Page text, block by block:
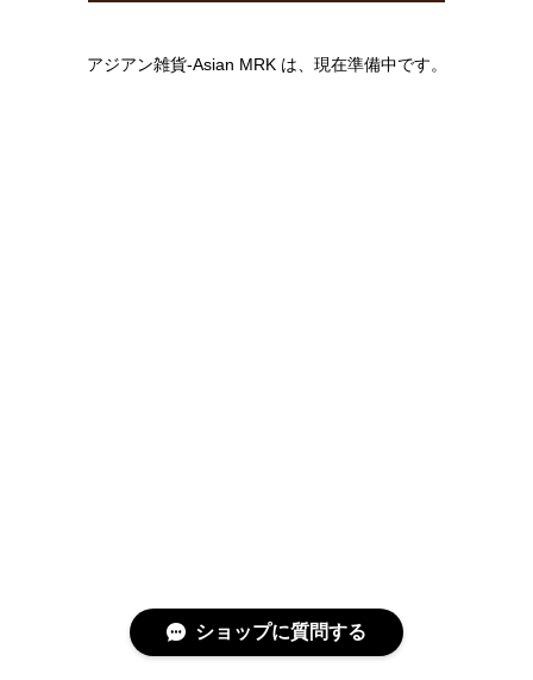
アジアン雑貨-Asian MRK は、現在準備中です。
ショップに質問する